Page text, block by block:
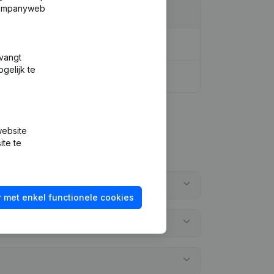
te
te
met enkel functionele cookies